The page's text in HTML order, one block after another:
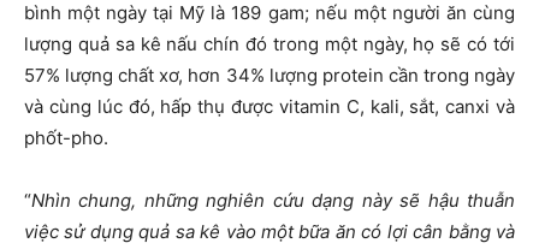
bình một ngày tại Mỹ là 189 gam; nếu một người ăn cùng
lượng quả sa kê nấu chín đó trong một ngày, họ sẽ có tới
57% lượng chất xơ, hơn 34% lượng protein cần trong ngày
và cùng lúc đó, hấp thụ được vitamin C, kali, sắt, canxi và
phốt-pho.
“Nhìn chung, những nghiên cứu dạng này sẽ hậu thuẫn
việc sử dụng quả sa kê vào một bữa ăn có lợi cân bằng và